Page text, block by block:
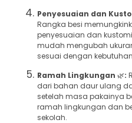
Penyesuaian dan
Rangka besi
penyesuaian dan
mudah mengubah
sesuai dengan
Ramah Lingkungan 🌿:
dari bahan daur ulang
setelah masa pakainya
ramah lingkungan dan
sekolah.